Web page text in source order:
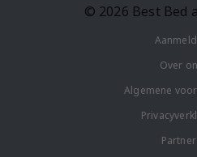
© 2026 Best Bed
Over
Algemene